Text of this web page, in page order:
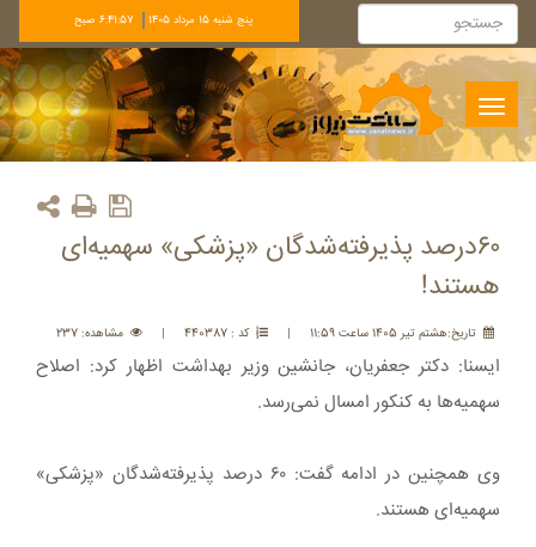
پنج شنبه 15 مرداد 1405 6:41:57 صبح
Toggle
navigation
۶۰درصد پذیرفته‌شدگان «پزشکی» سهمیه‌ای
هستند!
تاريخ:هشتم تير 1405 ساعت 11:59 | کد : 440387 | مشاهده: 237
ایسنا: دکتر جعفریان، جانشین وزیر بهداشت اظهار کرد: اصلاح
سهمیه‌ها به کنکور امسال نمی‌رسد.
وی همچنین در ادامه گفت: ۶۰ درصد پذیرفته‌شدگان «پزشکی»
سهمیه‌ای هستند.